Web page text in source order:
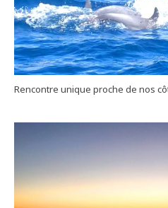
Rencontre unique proche de nos